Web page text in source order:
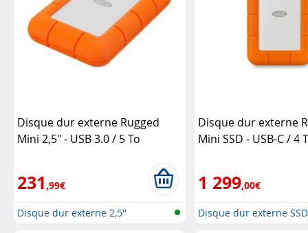
Disque dur externe Rugged
Mini 2,5" - USB 3.0 / 5 To
231 ,99€
Disque dur externe 2,5''
Disque dur externe
Mini SSD - USB-C / 4
1 299,00€
Disque dur externe SSD